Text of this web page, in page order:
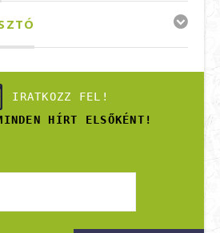
IRATKOZZ FEL!
HÍRT ELSŐKÉNT!